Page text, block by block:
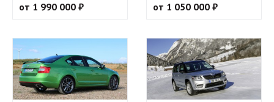
от 1 990 000 ₽ от 1 050 000 ₽